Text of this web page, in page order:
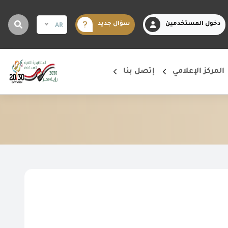
دخول المستخدمين سؤال جديد AR
المركز الإعلامي إتصل بنا